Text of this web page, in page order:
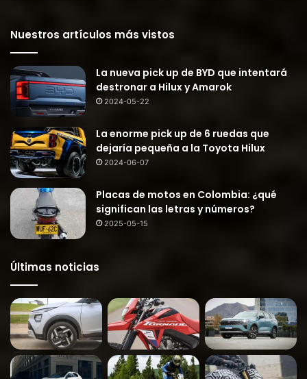
Nuestros artículos más vistos
La nueva pick up de BYD que intentará
destronar a Hilux y Amarok
2024-05-22
La enorme pick up de 6 ruedas que
dejaría pequeña a la Toyota Hilux
2024-06-07
Placas de motos en Colombia: ¿qué
significan las letras y números?
2025-05-15
Últimas noticias